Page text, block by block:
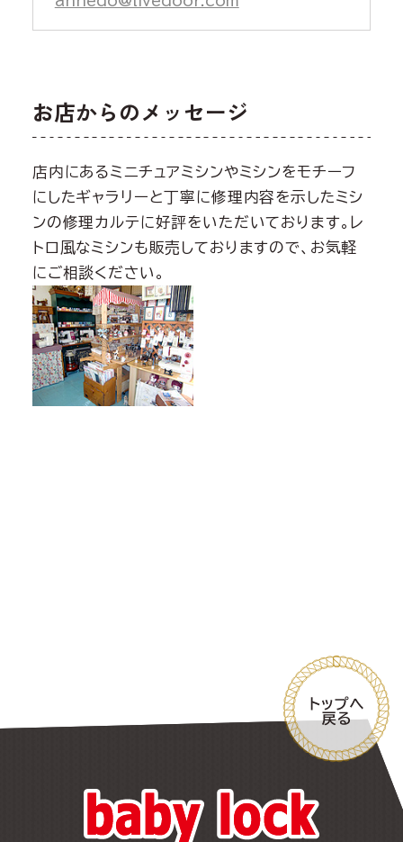
お店からのメッセージ
店内にあるミニチュアミシンやミシンをモチーフ
にしたギャラリーと丁寧に修理内容を示したミシ
ンの修理カルテに好評をいただいております。レ
トロ風なミシンも販売しておりますので、お気軽
にご相談ください。